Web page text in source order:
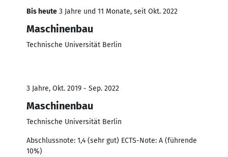
Bis heute 3 Jahre und 11 Monate, seit Okt. 2022
Maschinenbau
Technische Universität Berlin
3 Jahre, Okt. 2019 - Sep. 2022
Maschinenbau
Technische Universität Berlin
Abschlussnote: 1,4 (sehr gut) ECTS-Note: A (führende
10%)